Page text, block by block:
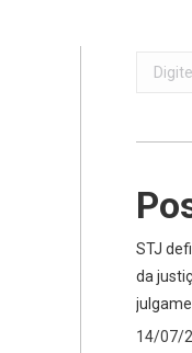
Search:
STJ
da
14/07/